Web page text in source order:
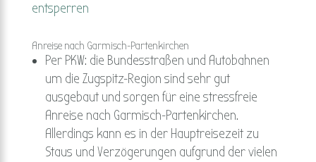
entsperren
Anreise nach Garmisch-Partenkirchen
Per PKW: die Bundesstraßen und Autobahnen
um die Zugspitz-Region sind sehr gut
ausgebaut und sorgen für eine stressfreie
Anreise nach Garmisch-Partenkirchen.
Allerdings kann es in der Hauptreisezeit zu
Staus und Verzögerungen aufgrund der vielen